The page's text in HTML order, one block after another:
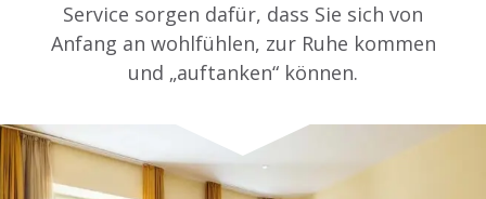
Service sorgen dafür, dass Sie sich von
Anfang an wohlfühlen, zur Ruhe kommen
und „auftanken“ können.